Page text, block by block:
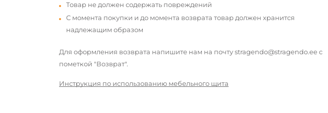
Товар не должен содержать повреждений
С момента покупки и до момента возврата товар должен хранится
надлежащим образом
Для оформления возврата напишите нам на почту stragendo@stragendo.ee с
пометкой "Возврат".
Инструкция по использованию мебельного щита